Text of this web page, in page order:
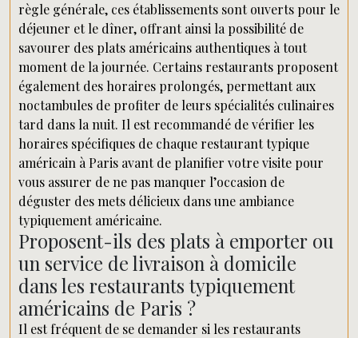
règle générale, ces établissements sont ouverts pour le
déjeuner et le dîner, offrant ainsi la possibilité de
savourer des plats américains authentiques à tout
moment de la journée. Certains restaurants proposent
également des horaires prolongés, permettant aux
noctambules de profiter de leurs spécialités culinaires
tard dans la nuit. Il est recommandé de vérifier les
horaires spécifiques de chaque restaurant typique
américain à Paris avant de planifier votre visite pour
vous assurer de ne pas manquer l’occasion de
déguster des mets délicieux dans une ambiance
typiquement américaine.
Proposent-ils des plats à emporter ou
un service de livraison à domicile
dans les restaurants typiquement
américains de Paris ?
Il est fréquent de se demander si les restaurants